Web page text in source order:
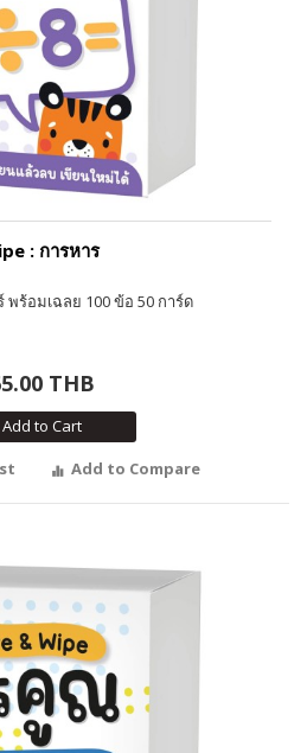
: การหาร
ร้อมเฉลย 100 ข้อ 50 การ์ด
THB
Add to Cart
Add to Compare